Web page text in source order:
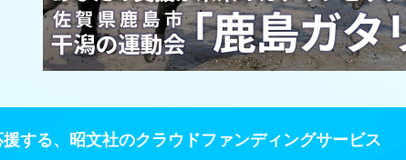
する、昭文社のクラウドファンディングサービス